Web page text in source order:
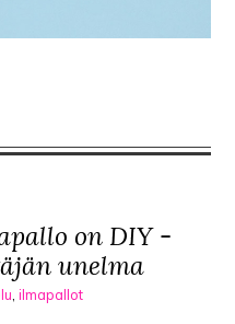
on DIY -
unelma
,ilmapallot